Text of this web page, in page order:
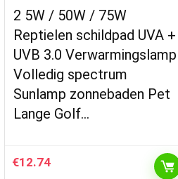
2 5W / 50W / 75W
Reptielen schildpad UVA +
UVB 3.0 Verwarmingslamp
Volledig spectrum
Sunlamp zonnebaden Pet
Lange Golf…
€12.74